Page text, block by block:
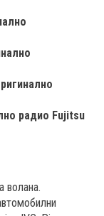
радио Fujitsu
волана.